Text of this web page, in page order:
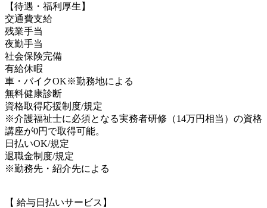
【待遇・福利厚生】
交通費支給
残業手当
夜勤手当
社会保険完備
有給休暇
車・バイクOK※勤務地による
無料健康診断
資格取得応援制度/規定
※介護福祉士に必須となる実務者研修（14万円相当）の資格
講座が0円で取得可能。
日払いOK/規定
退職金制度/規定
※勤務先・紹介先による
【 給与日払いサービス】